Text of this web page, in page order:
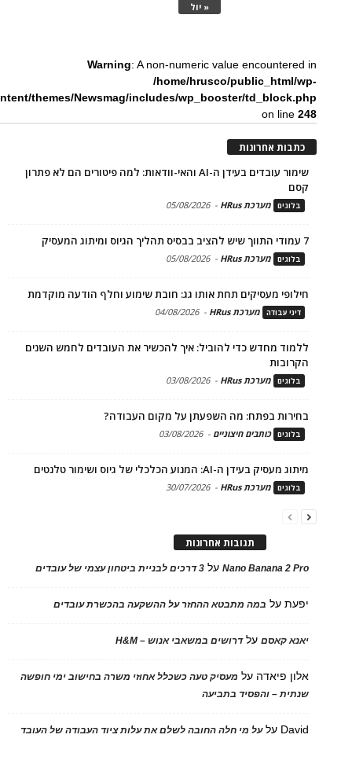
« יול
Warning: A non-numeric value encountered in
/home/hrusco/public_html/wp-
themes/Newsmag/includes/wp_booster/td_block.php
on line248
כתבות אחרונות
שימור עובדים בעידן ה-AI והאי-וודאות: למה פיטורים הם לא פתרון
קסם
בלוגים מערכת HRus -
05/08/2026
7 עמודי התווך שיש להציב בבסיס תהליך הגיוס ומיתוג המעסיק
בלוגים מערכת HRus -
05/08/2026
חילופי מעסיקים תחת אותו גג: חובת שימוע וחלף הודעה מוקדמת
דיני עבודה מערכת HRus -
04/08/2026
ללמוד מחדש כדי להוביל: איך להכשיר את העובדים לחמש השנים
הקרובות
בלוגים מערכת HRus -
03/08/2026
בחירות בפתח: מה השפעתן על מקום העבודה?
בלוגים כותבים חיצוניים -
03/08/2026
מיתוג מעסיק בעידן ה-AI: המנוע הכלכלי של גיוס ושימור טלנטים
בלוגים מערכת HRus -
30/07/2026
תגובות אחרונות
Nano Banana 2 Proעל 3 דרכים לבניית ביטחון עצמי של עובדים
יפעתעל במה מתבטא ההחזר על ההשקעה בהכשרת עובדים
יאנא קאסםעלדרושים במשאבי אנוש – H&M
אלון פיאדה על מעסיק טעה כשכלל אחוזי משרה בחישוב ימי חופשה
שנתית – והפסיד בתביעה
David עלעל מי חלה החובה לשלם את עלות ציוד העבודה של העובד